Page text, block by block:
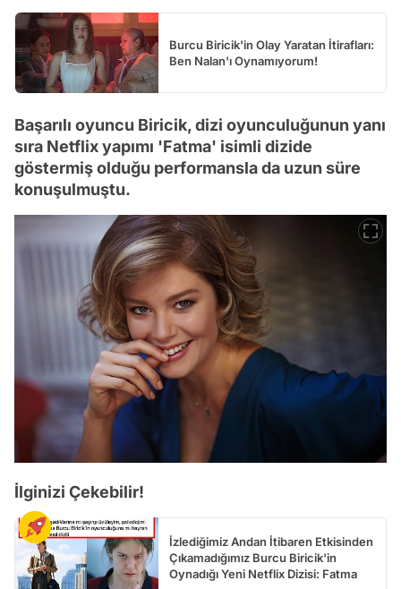
Burcu Biricik'in Olay Yaratan İtirafları:
Ben Nalan'ı Oynamıyorum!
Başarılı oyuncu Biricik, dizi oyunculuğunun yanı
sıra Netflix yapımı 'Fatma' isimli dizide
göstermiş olduğu performansla da uzun süre
konuşulmuştu.
İlginizi Çekebilir!
İzlediğimiz Andan İtibaren Etkisinden
Çıkamadığımız Burcu Biricik'in
Oynadığı Yeni Netflix Dizisi: Fatma